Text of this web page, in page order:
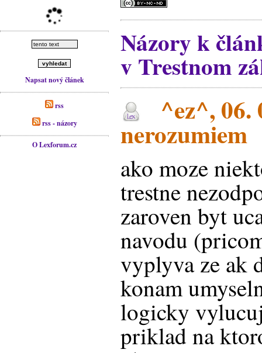
Napsat nový článek
rss
rss - názory
O Lexforum.cz
Názory k
v Trestnom
^ez^, 06.
nerozumiem
ako moze
trestne
zaroven byt
navodu
vyplyva ze ak
konam
logicky
priklad na